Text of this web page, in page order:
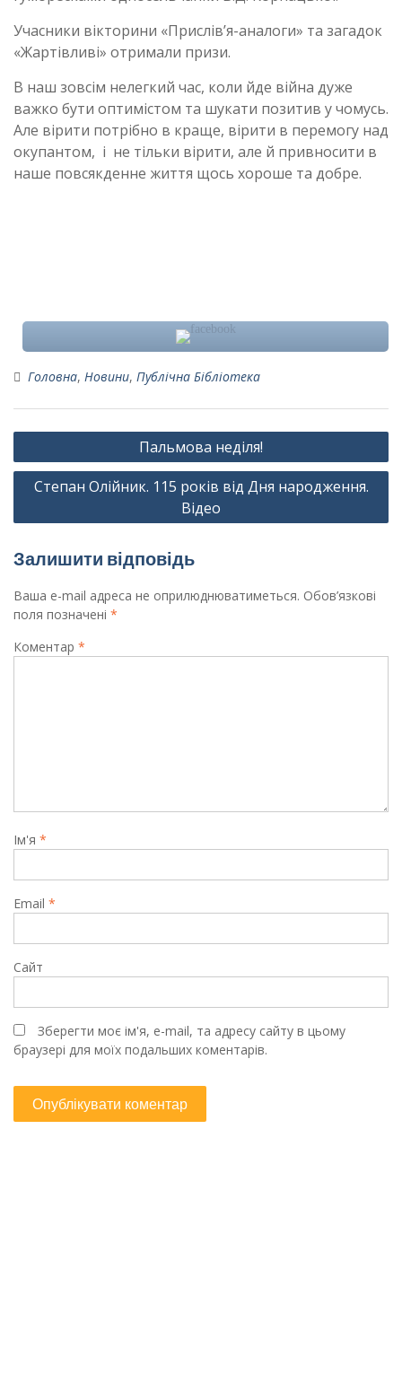
Учасники вікторини «Прислів’я-аналоги» та загадок
«Жартівливі» отримали призи.
В наш зовсім нелегкий час, коли йде війна дуже
важко бути оптимістом та шукати позитив у чомусь.
Але вірити потрібно в краще, вірити в перемогу над
окупантом, і не тільки вірити, але й привносити в
наше повсякденне життя щось хороше та добре.
Головна, Новини, Публічна Бібліотека
Навігація
записів
Пальмова неділя!
Степан Олійник. 115 років від Дня народження.
Відео
Залишити відповідь
Ваша e-mail адреса не оприлюднюватиметься. Обов’язкові
поля позначені *
Коментар *
Ім'я *
Email *
Сайт
Зберегти моє ім'я, e-mail, та адресу сайту в цьому
браузері для моїх подальших коментарів.